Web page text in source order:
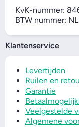
KvK-nummer:
BTW nummer:
Klantenservice
Levertijden
Ruilen en
Garantie
Veelgestelde
Algemene